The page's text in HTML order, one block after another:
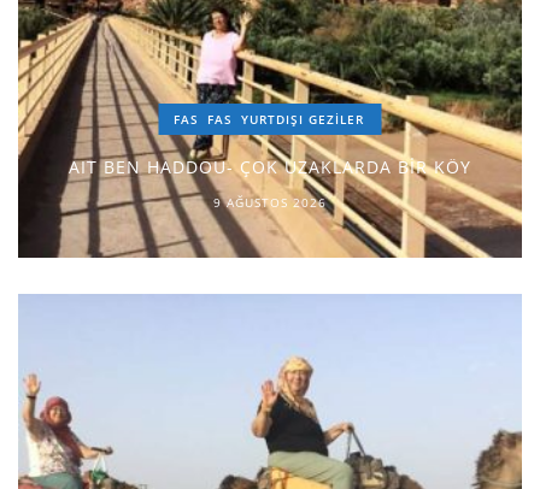
FAS FAS YURTDIŞI GEZILER
AIT BEN HADDOU- ÇOK UZAKLARDA BİR KÖY
9 AĞUSTOS 2026